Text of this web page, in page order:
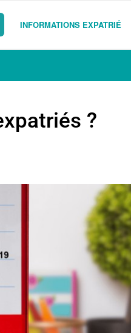
INFORMATIONS EXPATRIÉ
?